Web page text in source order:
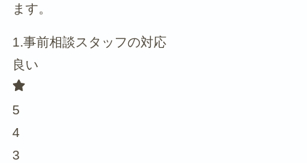
ます。
1.事前相談スタッフの対応
良い
5
4
3